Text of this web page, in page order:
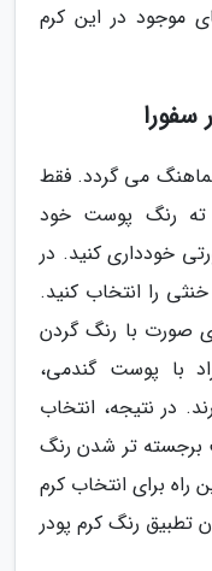
موجود در این کرم
سفورا
می گردد. فقط
ته رنگ پوست خود
خودداری کنید. در
را انتخاب کنید.
صورت با رنگ گردن
با پوست گندمی،
در نتیجه، انتخاب
برجسته تر شدن رنگ
راه برای انتخاب کرم
تطبیق رنگ کرم پودر